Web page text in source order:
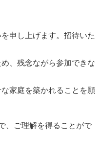
申し上げます。招待いた
、残念ながら参加できな
家庭を築かれることを願
、ご理解を得ることがで